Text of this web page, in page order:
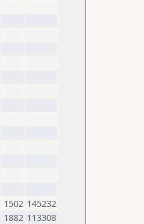
1502 145232
1882 113308